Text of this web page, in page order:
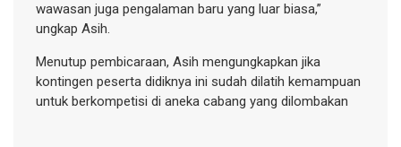
wawasan juga pengalaman baru yang luar biasa,”
ungkap Asih.
Menutup pembicaraan, Asih mengungkapkan jika
kontingen peserta didiknya ini sudah dilatih kemampuan
untuk berkompetisi di aneka cabang yang dilombakan